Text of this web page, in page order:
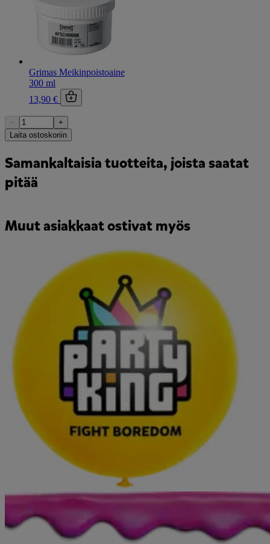
Grimas Meikinpoistoaine
300 ml
13,90 €
−
+
Laita ostoskoriin
Samankaltaisia tuotteita, joista saatat
pitää
Muut asiakkaat ostivat myös